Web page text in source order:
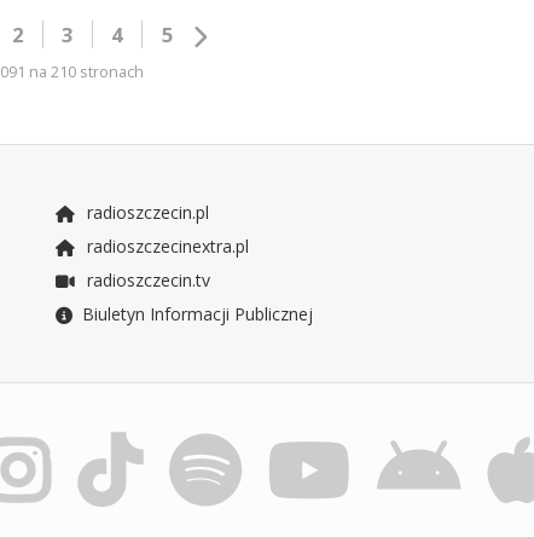
2 3 4 5
na 210 stronach
radioszczecin.pl
radioszczecinextra.pl
radioszczecin.tv
Biuletyn Informacji Publicznej